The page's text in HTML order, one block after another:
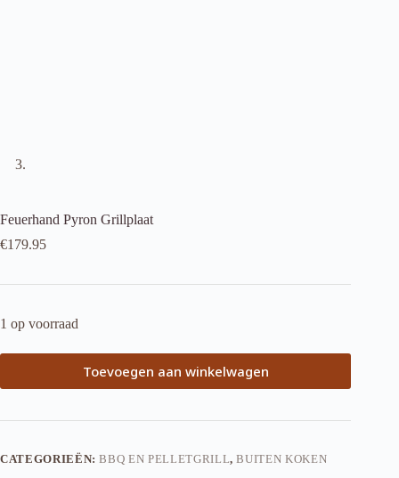
Feuerhand Pyron Grillplaat
€179.95
1 op voorraad
Toevoegen aan winkelwagen
CATEGORIEËN:BBQ EN PELLETGRILL,BUITEN KOKEN